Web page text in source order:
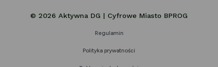
© 2026 Aktywna DG | Cyfrowe Miasto BPROG
Regulamin
Polityka prywatności